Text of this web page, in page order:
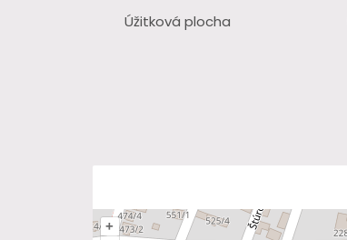
Úžitková plocha
+